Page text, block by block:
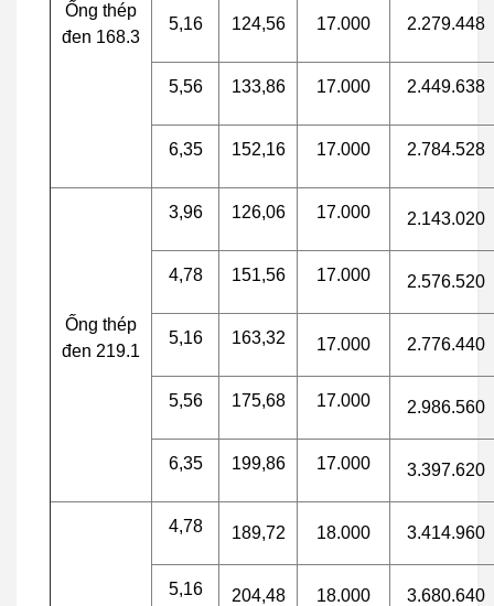
Ống thép
đen 168.3
5,16 124,56 17.000 2.279.448
5,56 133,86 17.000 2.449.638
6,35 152,16 17.000 2.784.528
Ống thép
đen 219.1
3,96 126,06 17.000 2.143.020
4,78 151,56 17.000 2.576.520
5,16 163,32 17.000 2.776.440
5,56 175,68 17.000 2.986.560
6,35 199,86 17.000 3.397.620
4,78 189,72 18.000 3.414.960
5,16 204,48 18.000 3.680.640